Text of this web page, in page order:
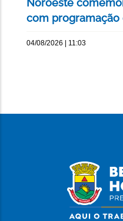
Noroeste
com programação
04/08/2026 | 11:03